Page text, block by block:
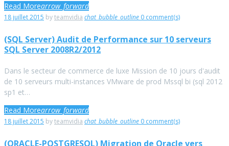
Read Morearrow_forward
Facebook
Twitter
Google+
LinkedIn
Pinterest
18 juillet 2015 byteamvidia chat_bubble_outline 0 comment(s)
(SQL Server) Audit de Performance sur 10 serveurs
SQL Server 2008R2/2012
Dans le secteur de commerce de luxe Mission de 10 jours d'audit
de 10 serveurs multi-instances VMware de prod Mssql bi (sql 2012
sp1 et…
Read Morearrow_forward
Facebook
Twitter
Google+
LinkedIn
Pinterest
18 juillet 2015 byteamvidia chat_bubble_outline 0 comment(s)
(ORACLE-POSTGRESQL) Migration de Oracle vers